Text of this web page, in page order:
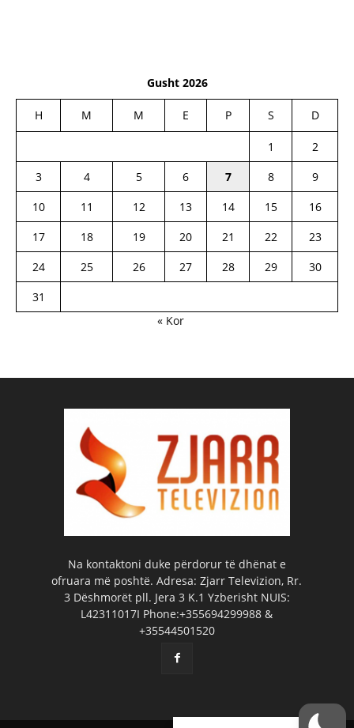
Gusht 2026
H M M E P S D
1
2
3
4 5 6 7 8
9
10
11 12 13 14 15
16
17
18 19 20 21 22
23
24
25 26 27 28 29
30
31
« Kor
Na kontaktoni duke përdorur të dhënat e
ofruara më poshtë. Adresa: Zjarr Televizion, Rr.
3 Dëshmorët pll. Jera 3 K.1 Yzberisht NUIS:
L42311017I Phone:+355694299988 &
+35544501520